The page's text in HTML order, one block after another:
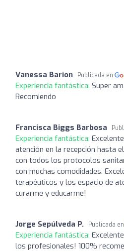
Vanessa Barion Publicada en
Experiencia fantástica: Super
Recomiendo
Francisca Biggs Barbosa
Experiencia fantástica:
atención en la recepción hasta
con todos los protocolos
con muchas comodidades.
terapéuticos y los espacio de
curarme y educarme!
Jorge Sepúlveda P. Publicada en
Experiencia fantástica:
los profesionales! 100%